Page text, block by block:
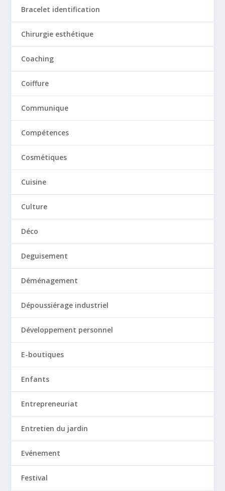
Bracelet identification
Chirurgie esthétique
Coaching
Coiffure
Communique
Compétences
Cosmétiques
Cuisine
Culture
Déco
Deguisement
Déménagement
Dépoussiérage industriel
Développement personnel
E-boutiques
Enfants
Entrepreneuriat
Entretien du jardin
Evénement
Festival